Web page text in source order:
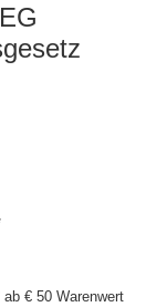
€ 50 Warenwert